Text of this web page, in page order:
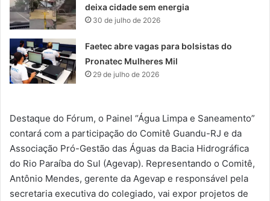
deixa cidade sem energia
30 de julho de 2026
Faetec abre vagas para bolsistas do
Pronatec Mulheres Mil
29 de julho de 2026
Destaque do Fórum, o Painel “Água Limpa e Saneamento”
contará com a participação do Comitê Guandu-RJ e da
Associação Pró-Gestão das Águas da Bacia Hidrográfica
do Rio Paraíba do Sul (Agevap). Representando o Comitê,
Antônio Mendes, gerente da Agevap e responsável pela
secretaria executiva do colegiado, vai expor projetos de